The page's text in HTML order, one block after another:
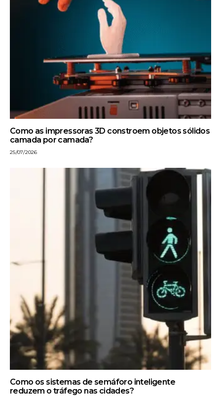
Como as impressoras 3D constroem objetos sólidos
camada por camada?
25/07/2026
Como os sistemas de semáforo inteligente
reduzem o tráfego nas cidades?